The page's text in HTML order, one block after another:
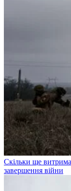
Скільки ще
завершення війни